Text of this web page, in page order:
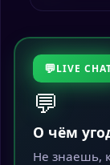
LIVE
💬
О чём
Не знаешь,